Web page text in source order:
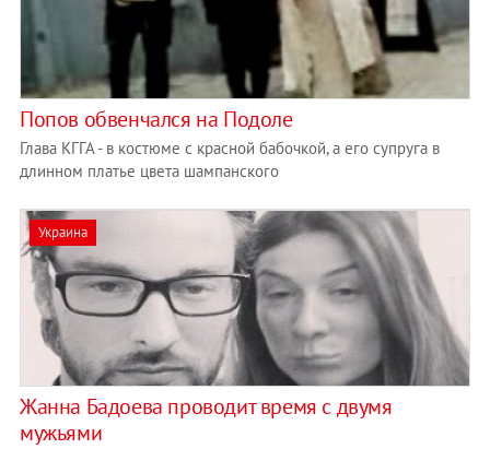
Попов обвенчался на Подоле
Глава КГГА - в костюме с красной бабочкой, а его супруга в
длинном платье цвета шампанского
Украина
Жанна Бадоева проводит время с двумя
мужьями